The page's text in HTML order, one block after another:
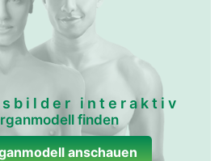
interaktiv
finden
anschauen